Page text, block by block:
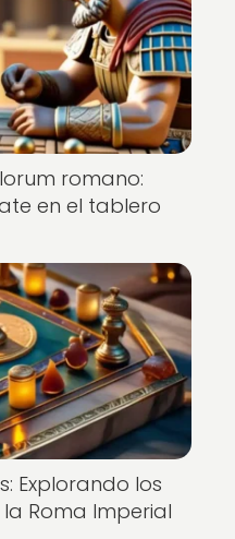
romano:
en el tablero
Explorando los
Roma Imperial